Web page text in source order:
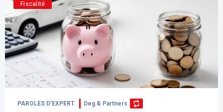
Fiscalité
PAROLES D’EXPERT Deg & Partners